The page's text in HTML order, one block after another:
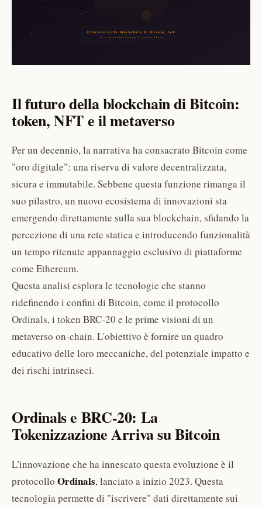
Il futuro della blockchain di Bitcoin:
token, NFT e il metaverso
Per un decennio, la narrativa ha consacrato Bitcoin come
"oro digitale": una riserva di valore decentralizzata,
sicura e immutabile. Sebbene questa funzione rimanga il
suo pilastro, un nuovo ecosistema di innovazioni sta
emergendo direttamente sulla sua blockchain, sfidando la
percezione di una rete statica e introducendo funzionalità
un tempo ritenute appannaggio esclusivo di piattaforme
come Ethereum.
Questa analisi esplora le tecnologie che stanno
ridefinendo i confini di Bitcoin, come il protocollo
Ordinals, i token BRC-20 e le prime visioni di un
metaverso on-chain. L'obiettivo è fornire un quadro
educativo delle loro meccaniche, del potenziale impatto e
dei rischi intrinseci.
Ordinals e BRC-20: La
Tokenizzazione Arriva su Bitcoin
L'innovazione che ha innescato questa evoluzione è il
protocollo Ordinals, lanciato a inizio 2023. Questa
tecnologia permette di "iscrivere" dati direttamente sui